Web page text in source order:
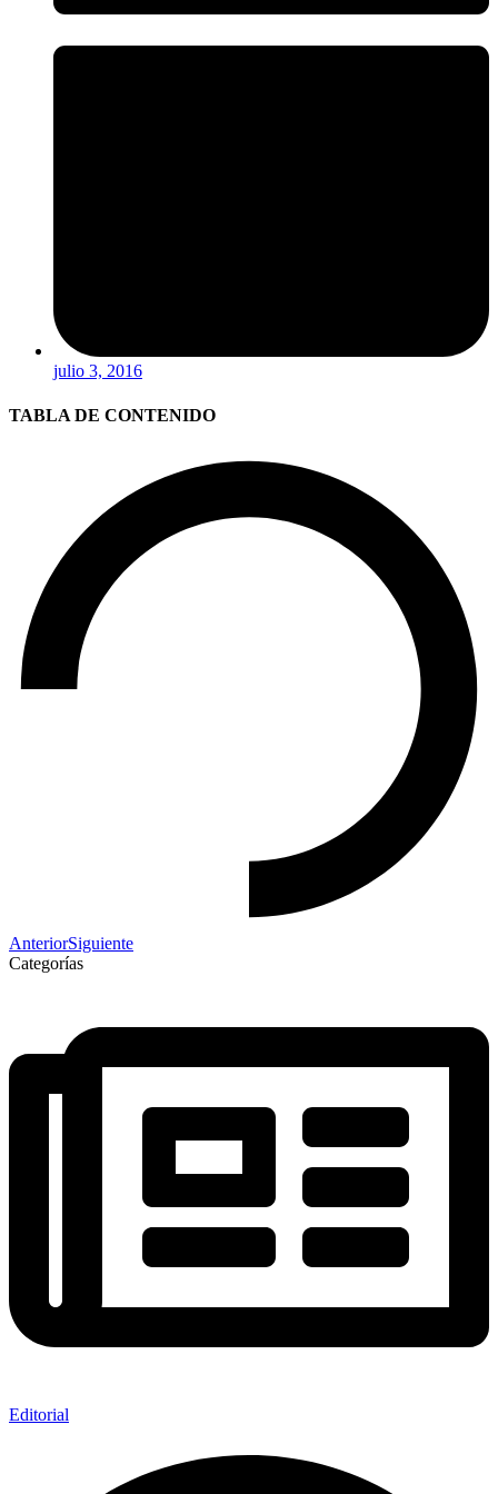
julio 3, 2016
TABLA DE CONTENIDO
AnteriorSiguiente
Categorías
Editorial